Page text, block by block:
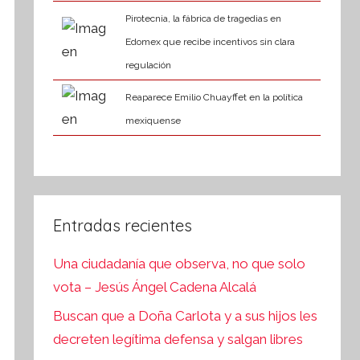
Pirotecnia, la fábrica de tragedias en
Edomex que recibe incentivos sin clara
regulación
Reaparece Emilio Chuayffet en la política
mexiquense
Entradas recientes
Una ciudadanía que observa, no que solo
vota – Jesús Ángel Cadena Alcalá
Buscan que a Doña Carlota y a sus hijos les
decreten legítima defensa y salgan libres